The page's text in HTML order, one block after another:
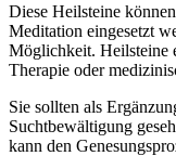
Diese Heilsteine
Meditation eingesetzt
Möglichkeit. Heilsteine
Therapie oder
Sie sollten als
Suchtbewältigung
kann den